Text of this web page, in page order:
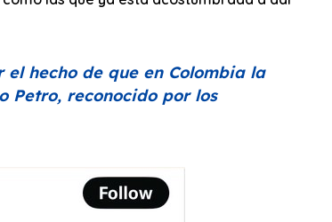
hecho de que en Colombia la
Petro, reconocido por los